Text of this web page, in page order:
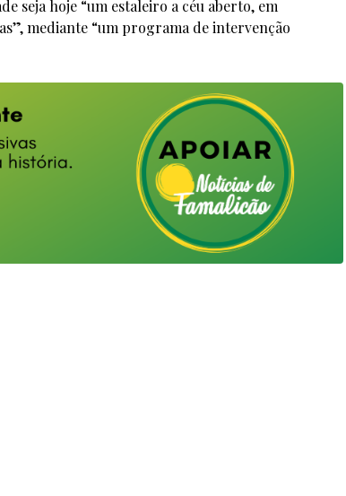
seja hoje “um estaleiro a céu aberto, em
mediante “um programa de intervenção